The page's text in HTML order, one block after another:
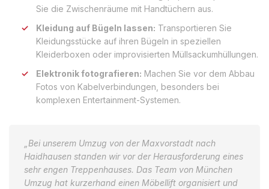
Sie die Zwischenräume mit Handtüchern aus.
Kleidung auf Bügeln lassen: Transportieren Sie
Kleidungsstücke auf ihren Bügeln in speziellen
Kleiderboxen oder improvisierten Müllsackumhüllungen.
Elektronik fotografieren: Machen Sie vor dem Abbau
Fotos von Kabelverbindungen, besonders bei
komplexen Entertainment-Systemen.
„Bei unserem Umzug von der Maxvorstadt nach
Haidhausen standen wir vor der Herausforderung eines
sehr engen Treppenhauses. Das Team von München
Umzug hat kurzerhand einen Möbellift organisiert und